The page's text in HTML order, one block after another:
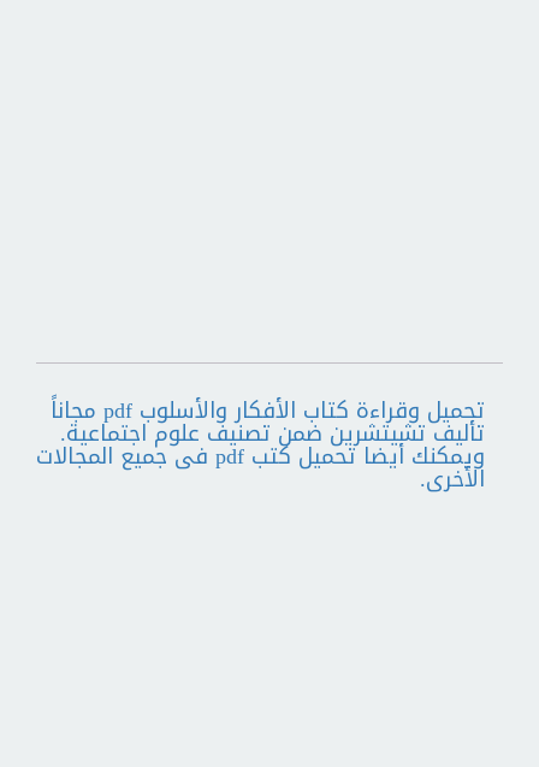
تحميل وقراءة كتاب الأفكار والأسلوب pdf مجاناً
تأليف تشيتشرين ضمن تصنيف علوم اجتماعية.
ويمكنك أيضا تحميل كتب pdf فى جميع المجالات
الأخرى.